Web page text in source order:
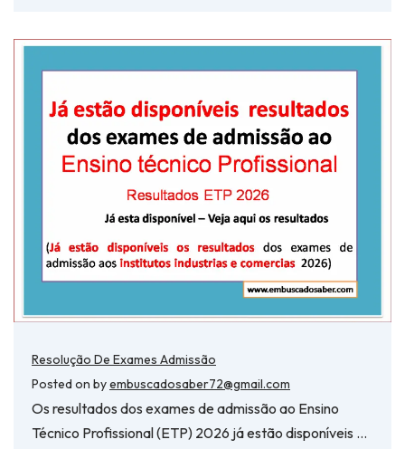
Resolução De Exames Admissão
Posted on byembuscadosaber72@gmail.com
Os resultados dos exames de admissão ao Ensino
Técnico Profissional (ETP) 2026 já estão disponíveis …